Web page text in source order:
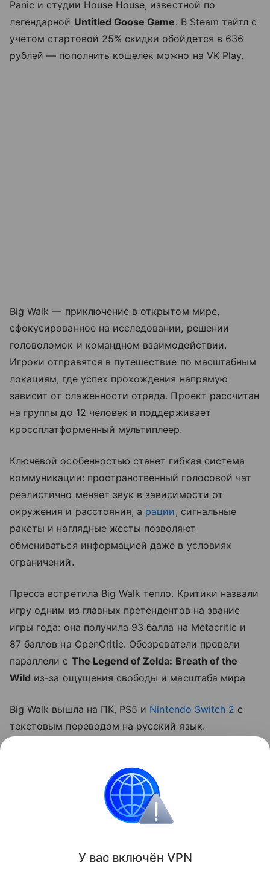
Panic и студии House House, известной по
легендарной Untitled Goose Game. В Steam тайтл с
учетом стартовой 25% скидки обойдется в 636
рублей — пополнить кошелек можно на VK Play.
Big Walk — приключение в открытом мире,
сфокусированное на исследовании, решении
головоломок и командном взаимодействии.
Игроки отправятся в путешествие по масштабным
локациям, где успех прохождения напрямую
зависит от слаженности отряда. Проект рассчитан
на группы до 12 человек и поддерживает
кроссплатформенный мультиплеер.
Ключевой особенностью станет гибкая система
коммуникации: пространственный голосовой чат
реалистично меняет звук в зависимости от
окружения и расстояния, а рации , сигнальные
ракеты и наглядные жесты позволяют
обмениваться информацией даже в условиях
ограничений.
Пресса встретила Big Walk тепло. Критики назвали
игру одним из главных претендентов на звание
игры года: она получила 93 балла на Metacritic и
87 баллов на OpenCritic. Обозреватели провели
параллели с The Legend of Zelda: Breath of the
Wild из-за ощущения свободы и масштаба мира
Big Walk вышла на ПК, PS5 и Nintendo Switch 2 с
текстовым переводом на русский язык.
каталоге подписочного сервиса PlayStation Plus
У вас включён VPN